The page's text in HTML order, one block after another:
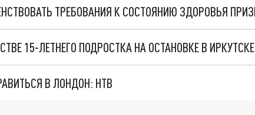
15-ЛЕТНЕГО ПОДРОСТКА НА ОСТАНОВКЕ В ИРКУТСКЕ
В ЛОНДОН: НТВ